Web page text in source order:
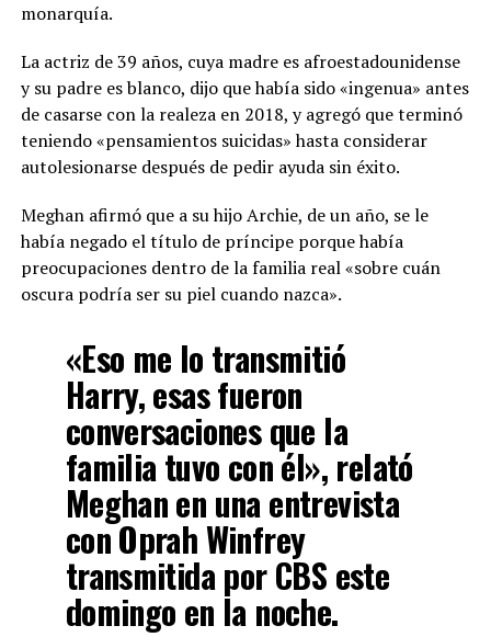
monarquía.
La actriz de 39 años, cuya madre es afroestadounidense
y su padre es blanco, dijo que había sido «ingenua» antes
de casarse con la realeza en 2018, y agregó que terminó
teniendo «pensamientos suicidas» hasta considerar
autolesionarse después de pedir ayuda sin éxito.
Meghan afirmó que a su hijo Archie, de un año, se le
había negado el título de príncipe porque había
preocupaciones dentro de la familia real «sobre cuán
oscura podría ser su piel cuando nazca».
«Eso me lo transmitió
Harry, esas fueron
conversaciones que la
familia tuvo con él», relató
Meghan en una entrevista
con Oprah Winfrey
transmitida por CBS este
domingo en la noche.